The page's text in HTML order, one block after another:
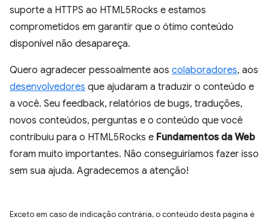
suporte a HTTPS ao HTML5Rocks e estamos
comprometidos em garantir que o ótimo conteúdo
disponível não desapareça.
Quero agradecer pessoalmente aos colaboradores, aos
desenvolvedores que ajudaram a traduzir o conteúdo e
a você. Seu feedback, relatórios de bugs, traduções,
novos conteúdos, perguntas e o conteúdo que você
contribuiu para o HTML5Rocks e Fundamentos da Web
foram muito importantes. Não conseguiríamos fazer isso
sem sua ajuda. Agradecemos a atenção!
Exceto em caso de indicação contrária, o conteúdo desta página é